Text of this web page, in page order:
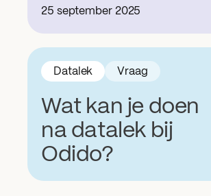
25 september 2025
Wat kan je doen
na datalek bij
Odido?
Datalek Vraag